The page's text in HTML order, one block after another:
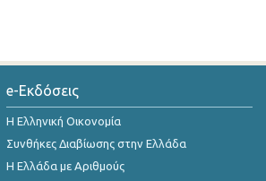
e-Εκδόσεις
Η Ελληνική Οικονομία
Συνθήκες Διαβίωσης στην Ελλάδα
Η Ελλάδα με Αριθμούς